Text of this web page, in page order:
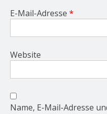
E-Mail-Adresse *
Website
Name, E-Mail-Adresse